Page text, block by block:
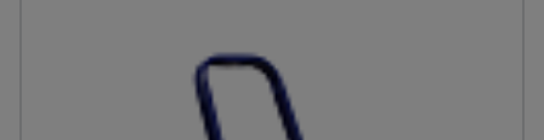
Оборудование
для работы с
арматурой